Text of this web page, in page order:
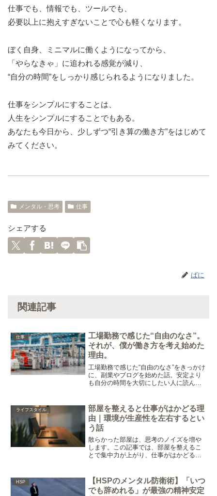
仕事でも、情報でも、ツールでも、
必要以上に抱えすぎないことで心も軽くなります。
ぼく自身、ミニマルに働くようになってから、
「やらなきゃ」に追われる感覚が減り、
“自分の時間”をしっかり感じられるようになりました。
仕事をシンプルにすることは、
人生をシンプルにすることでもある。
あなたも今日から、少しずつ“引き算の働き方”をはじめて
みてください。
メンタル・思考 仕事
シェアする
ばに
関連記事
仕事
工場勤務で感じた“自由のなさ”。
それが、僕が働き方を考え始めた
理由。
工場勤務で感じた“自由のなさ”をきっかけ
に、副業やブログを始めた話。安定より
も自分の時間を大切にしたい人に読んで
ライフスタイル
部屋を整えると仕事がはかどる理
由｜環境が生産性を左右するとい
う話
散らかった部屋は、思考のノイズを増や
します。この記事では、部屋を整えるこ
とで集中力が上がり、仕事がはかどる理
HSP
【HSPのメンタル防衛術】「いつ
でも辞めれる」が最強の精神安定